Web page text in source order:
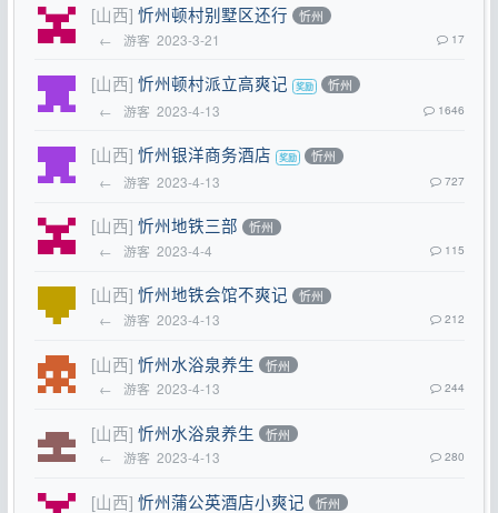
[山西] 忻州顿村别墅区还行 忻州
← 游客 2023-3-21 17
[山西] 忻州顿村派立高爽记 忻州
← 游客 2023-4-13 1646
[山西] 忻州银洋商务酒店 忻州
← 游客 2023-4-13 727
[山西] 忻州地铁三部 忻州
← 游客 2023-4-4 115
[山西] 忻州地铁会馆不爽记 忻州
← 游客 2023-4-13 212
[山西] 忻州水浴泉养生 忻州
← 游客 2023-4-13 244
[山西] 忻州水浴泉养生 忻州
← 游客 2023-4-13 280
[山西] 忻州蒲公英酒店小爽记 忻州